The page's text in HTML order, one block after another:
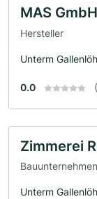
MAS GmbH
Hersteller
Unterm
0.0
Zimmerei
Unterm